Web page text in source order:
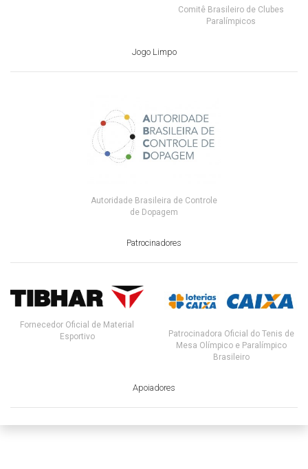
Comitê Brasileiro de Clubes
Paralímpicos
Jogo Limpo
Autoridade Brasileira de Controle
de Dopagem
Patrocinadores
Fornecedor Oficial de Material
Esportivo
Patrocinadora Oficial do Tenis de
Mesa Olímpico e Paralímpico
Brasileiro
Apoiadores